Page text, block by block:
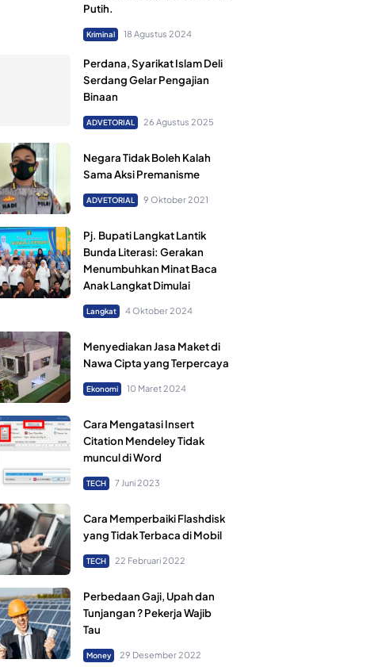
Putih.
Kriminal 18 Agustus 2024
Perdana, Syarikat Islam Deli
Serdang Gelar Pengajian
Binaan
ADVETORIAL 26 Agustus 2025
Negara Tidak Boleh Kalah
Sama Aksi Premanisme
ADVETORIAL 9 Oktober 2021
Pj. Bupati Langkat Lantik
Bunda Literasi: Gerakan
Menumbuhkan Minat Baca
Anak Langkat Dimulai
Langkat 4 Oktober 2024
Menyediakan Jasa Maket di
Nawa Cipta yang Terpercaya
Ekonomi 10 Maret 2024
Cara Mengatasi Insert
Citation Mendeley Tidak
muncul di Word
TECH 7 Juni 2023
Cara Memperbaiki Flashdisk
yang Tidak Terbaca di Mobil
TECH 22 Februari 2022
Perbedaan Gaji, Upah dan
Tunjangan ? Pekerja Wajib
Tau
Money 29 Desember 2022